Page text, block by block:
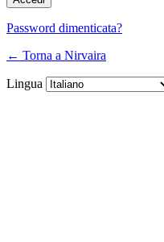
Password dimenticata?
← Torna a Nirvaira
Lingua